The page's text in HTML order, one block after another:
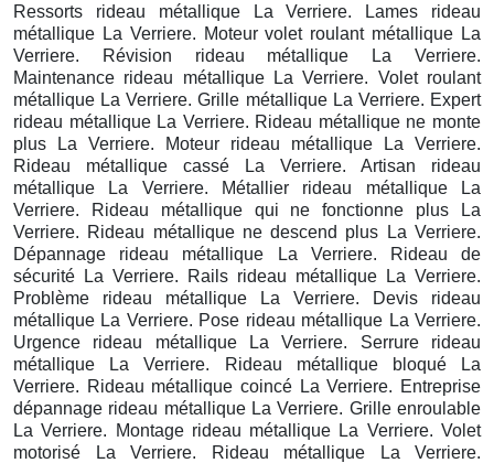
Ressorts rideau métallique La Verriere. Lames rideau
métallique La Verriere. Moteur volet roulant métallique La
Verriere. Révision rideau métallique La Verriere.
Maintenance rideau métallique La Verriere. Volet roulant
métallique La Verriere. Grille métallique La Verriere. Expert
rideau métallique La Verriere. Rideau métallique ne monte
plus La Verriere. Moteur rideau métallique La Verriere.
Rideau métallique cassé La Verriere. Artisan rideau
métallique La Verriere. Métallier rideau métallique La
Verriere. Rideau métallique qui ne fonctionne plus La
Verriere. Rideau métallique ne descend plus La Verriere.
Dépannage rideau métallique La Verriere. Rideau de
sécurité La Verriere. Rails rideau métallique La Verriere.
Problème rideau métallique La Verriere. Devis rideau
métallique La Verriere. Pose rideau métallique La Verriere.
Urgence rideau métallique La Verriere. Serrure rideau
métallique La Verriere. Rideau métallique bloqué La
Verriere. Rideau métallique coincé La Verriere. Entreprise
dépannage rideau métallique La Verriere. Grille enroulable
La Verriere. Montage rideau métallique La Verriere. Volet
motorisé La Verriere. Rideau métallique La Verriere.